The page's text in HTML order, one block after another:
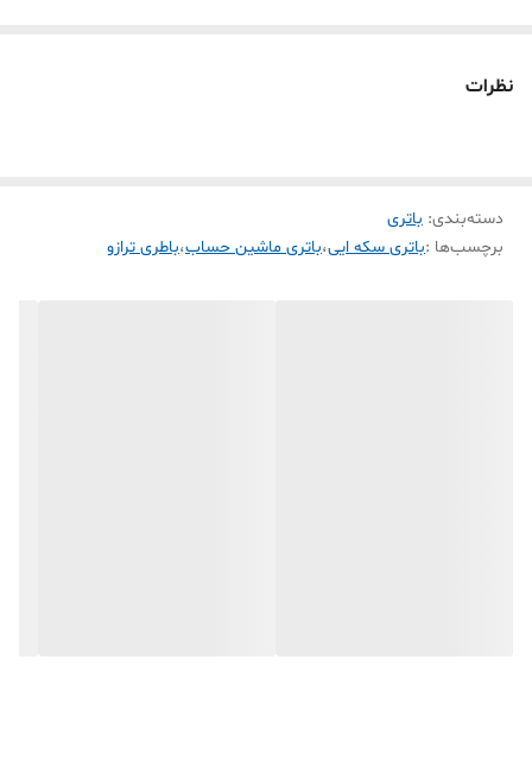
نظرات
دسته‌بندی: باتری
برچسب‌ها :باتری سکه ایی،باتری ماشین حساب،باطری ترازو